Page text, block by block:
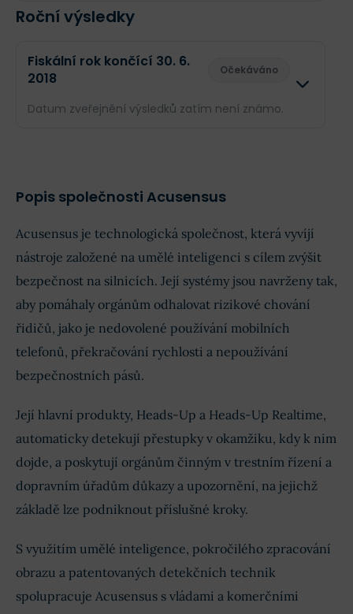
Obrat --
Roční výsledky
Fiskální rok končící 30. 6.
2018
Očekáváno
Datum zveřejnění výsledků zatím není známo.
EPS --
Popis společnosti Acusensus
Acusensus je technologická společnost, která vyvíjí
nástroje založené na umělé inteligenci s cílem zvýšit
bezpečnost na silnicích. Její systémy jsou navrženy tak,
aby pomáhaly orgánům odhalovat rizikové chování
řidičů, jako je nedovolené používání mobilních
telefonů, překračování rychlosti a nepoužívání
bezpečnostních pásů.
Její hlavní produkty, Heads-Up a Heads-Up Realtime,
automaticky detekují přestupky v okamžiku, kdy k nim
dojde, a poskytují orgánům činným v trestním řízení a
dopravním úřadům důkazy a upozornění, na jejichž
základě lze podniknout příslušné kroky.
S využitím umělé inteligence, pokročilého zpracování
obrazu a patentovaných detekčních technik
spolupracuje Acusensus s vládami a komerčními